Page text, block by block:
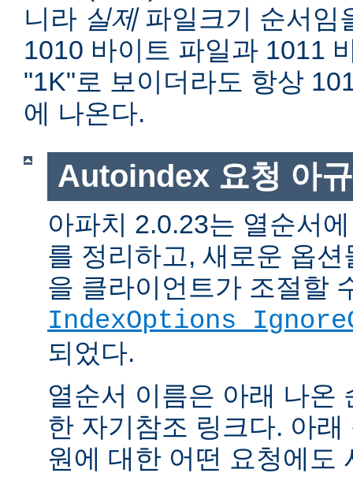
니라 실제파일크기 순서임
1010 바이트 파일과 1011
"1K"로 보이더라도 항상
에 나온다.
Autoindex 요청 아
아파치 2.0.23는 열순서
를 정리하고, 새로운 옵
을 클라이언트가 조절할
IndexOptions
되었다.
열순서 이름은 아래 나온
한 자기참조 링크다. 아
원에 대한 어떤 요청에도